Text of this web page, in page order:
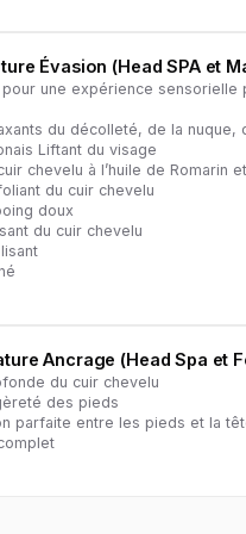
Évasion (Head SPA et
une expérience
du décolleté, de la nuque,
Liftant du visage
chevelu à l’huile de Romarin
du cuir chevelu
doux
du cuir chevelu
Ancrage (Head Spa et
du cuir chevelu
des pieds
parfaite entre les pieds et la